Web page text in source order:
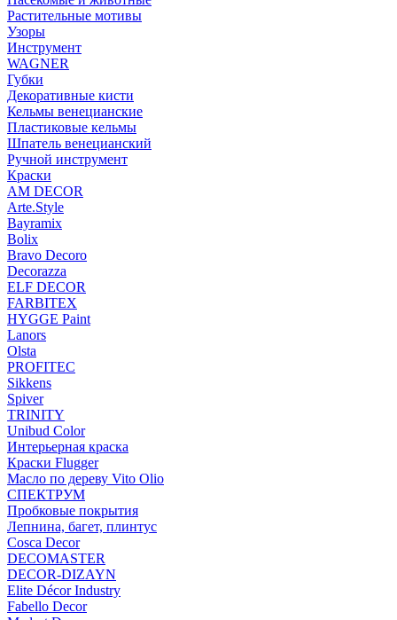
Растительные мотивы
Узоры
Инструмент
WAGNER
Губки
Декоративные кисти
Кельмы венецианские
Пластиковые кельмы
Шпатель венецианский
Ручной инструмент
Краски
AM DECOR
Arte.Style
Bayramix
Bolix
Bravo Decoro
Decorazza
ELF DECOR
FARBITEX
HYGGE Paint
Lanors
Olsta
PROFITEC
Sikkens
Spiver
TRINITY
Unibud Color
Интерьерная краска
Краски Flugger
Масло по дереву Vito Olio
СПЕКТРУМ
Пробковые покрытия
Лепнина, багет, плинтус
Cosca Decor
DECOMASTER
DECOR-DIZAYN
Elite Décor Industry
Fabello Decor